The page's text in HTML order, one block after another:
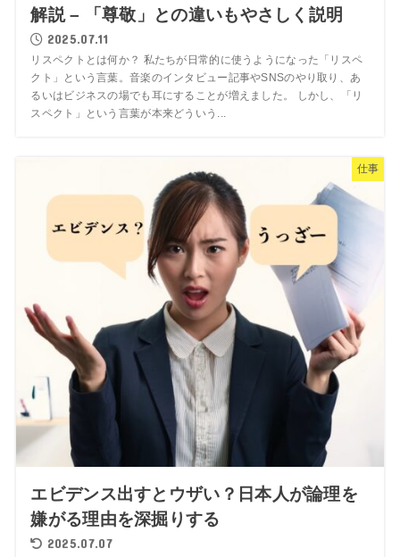
解説 – 「尊敬」との違いもやさしく説明
2025.07.11
リスペクトとは何か？ 私たちが日常的に使うようになった「リスペ
クト」という言葉。音楽のインタビュー記事やSNSのやり取り、あ
るいはビジネスの場でも耳にすることが増えました。 しかし、「リ
スペクト」という言葉が本来どういう...
仕事
エビデンス出すとウザい？日本人が論理を
嫌がる理由を深掘りする
2025.07.07